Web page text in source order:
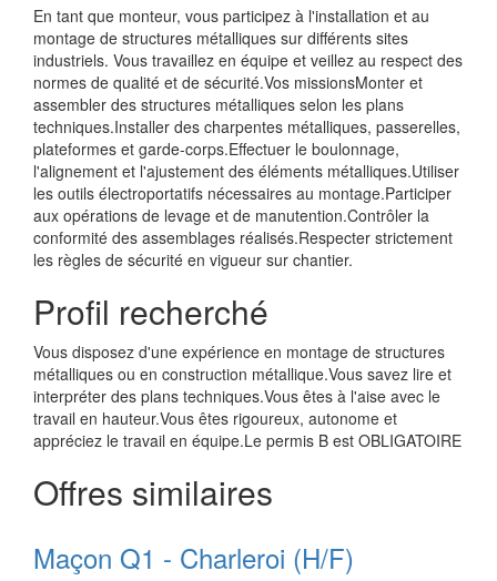
En tant que monteur, vous participez à l'installation et au
montage de structures métalliques sur différents sites
industriels. Vous travaillez en équipe et veillez au respect des
normes de qualité et de sécurité.Vos missionsMonter et
assembler des structures métalliques selon les plans
techniques.Installer des charpentes métalliques, passerelles,
plateformes et garde-corps.Effectuer le boulonnage,
l'alignement et l'ajustement des éléments métalliques.Utiliser
les outils électroportatifs nécessaires au montage.Participer
aux opérations de levage et de manutention.Contrôler la
conformité des assemblages réalisés.Respecter strictement
les règles de sécurité en vigueur sur chantier.
Profil recherché
Vous disposez d'une expérience en montage de structures
métalliques ou en construction métallique.Vous savez lire et
interpréter des plans techniques.Vous êtes à l'aise avec le
travail en hauteur.Vous êtes rigoureux, autonome et
appréciez le travail en équipe.Le permis B est OBLIGATOIRE
Offres similaires
Maçon Q1 - Charleroi (H/F)